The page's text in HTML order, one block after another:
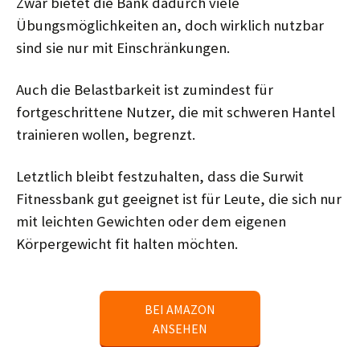
Übungsmöglichkeiten an, doch wirklich nutzbar
sind sie nur mit Einschränkungen.
Auch die Belastbarkeit ist zumindest für
fortgeschrittene Nutzer, die mit schweren Hantel
trainieren wollen, begrenzt.
Letztlich bleibt festzuhalten, dass die Surwit
Fitnessbank gut geeignet ist für Leute, die sich nur
mit leichten Gewichten oder dem eigenen
Körpergewicht fit halten möchten.
BEI AMAZON
ANSEHEN